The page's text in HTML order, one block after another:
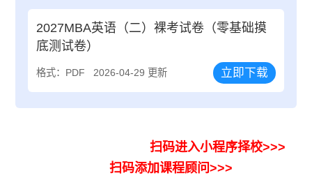
2027MBA英语（二）裸考试卷（零基础摸
底测试卷）
格式：PDF 2026-04-29 更新 立即下载
扫码进入小程序择校>>>
扫码添加课程顾问>>>